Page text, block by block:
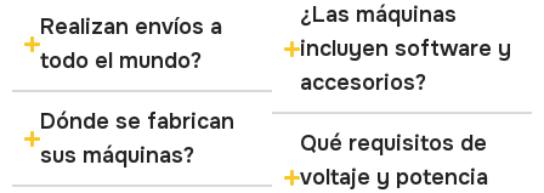
Realizan envíos a
todo el mundo?
Dónde se fabrican
sus máquinas?
¿Las máquinas
incluyen software y
accesorios?
Qué requisitos de
voltaje y potencia